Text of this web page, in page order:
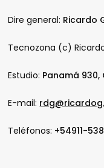
Dire general: Ricardo
Tecnozona (c)
Estudio: Panamá 930,
E-mail:
Teléfonos: +54911-